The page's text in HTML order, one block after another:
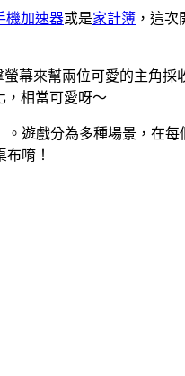
機加速器或是家計簿 ，這
幕來幫兩位可愛的主角
，相當可愛呀～
遊戲分為多種場景，在
唷！